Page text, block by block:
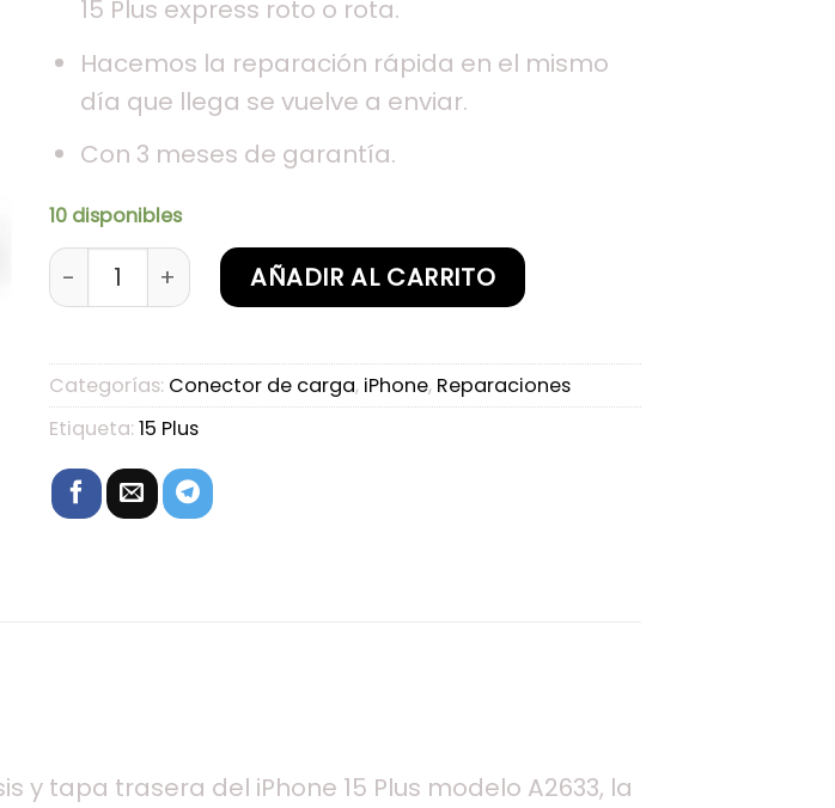
15 Plus express roto o rota.
Hacemos la reparación rápida en el mismo
día que llega se vuelve a enviar.
Con 3 meses de garantía.
10 disponibles
Sustitución de conector de carga iPhone 15 Plus cantidad
AÑADIR AL CARRITO
Categorías: Conector de carga, iPhone, Reparaciones
Etiqueta: 15 Plus
y tapa trasera del iPhone 15 Plus modelo A2633, la